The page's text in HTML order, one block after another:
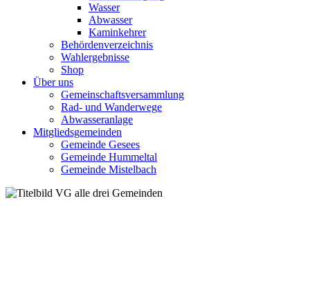
Wasser
Abwasser
Kaminkehrer
Behördenverzeichnis
Wahlergebnisse
Shop
Über uns
Gemeinschaftsversammlung
Rad- und Wanderwege
Abwasseranlage
Mitgliedsgemeinden
Gemeinde Gesees
Gemeinde Hummeltal
Gemeinde Mistelbach